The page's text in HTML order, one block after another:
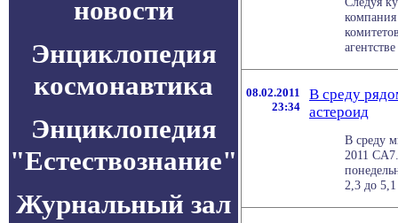
новости
Энциклопедия
космонавтика
Энциклопедия
"Естествознание"
Журнальный зал
08.02.2011
23:34
В среду
астероид
В среду
2011
2,3 до